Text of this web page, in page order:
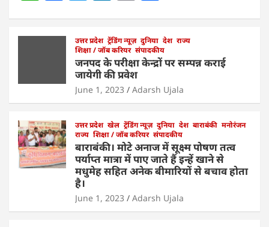
at
p
p
c
b
o
o
k
er e
dI
n
l e
उत्तर प्रदेश ट्रेंडिंग न्यूज़ दुनिया देश राज्य
शिक्षा / जॉब करियर संपादकीय
जनपद के परीक्षा केन्द्रों पर सम्पन्न कराई
जायेगी की प्रवेश
June 1, 2023 Adarsh Ujala
उत्तर प्रदेश खेल ट्रेंडिंग न्यूज़ दुनिया देश बाराबंकी मनोरंजन
राज्य शिक्षा / जॉब करियर संपादकीय
बाराबंकी। मोटे अनाज में सूक्ष्म पोषण तत्व
पर्याप्त मात्रा में पाए जाते हैं इन्हें खाने से
मधुमेह सहित अनेक बीमारियों से बचाव होता
है।
June 1, 2023 Adarsh Ujala